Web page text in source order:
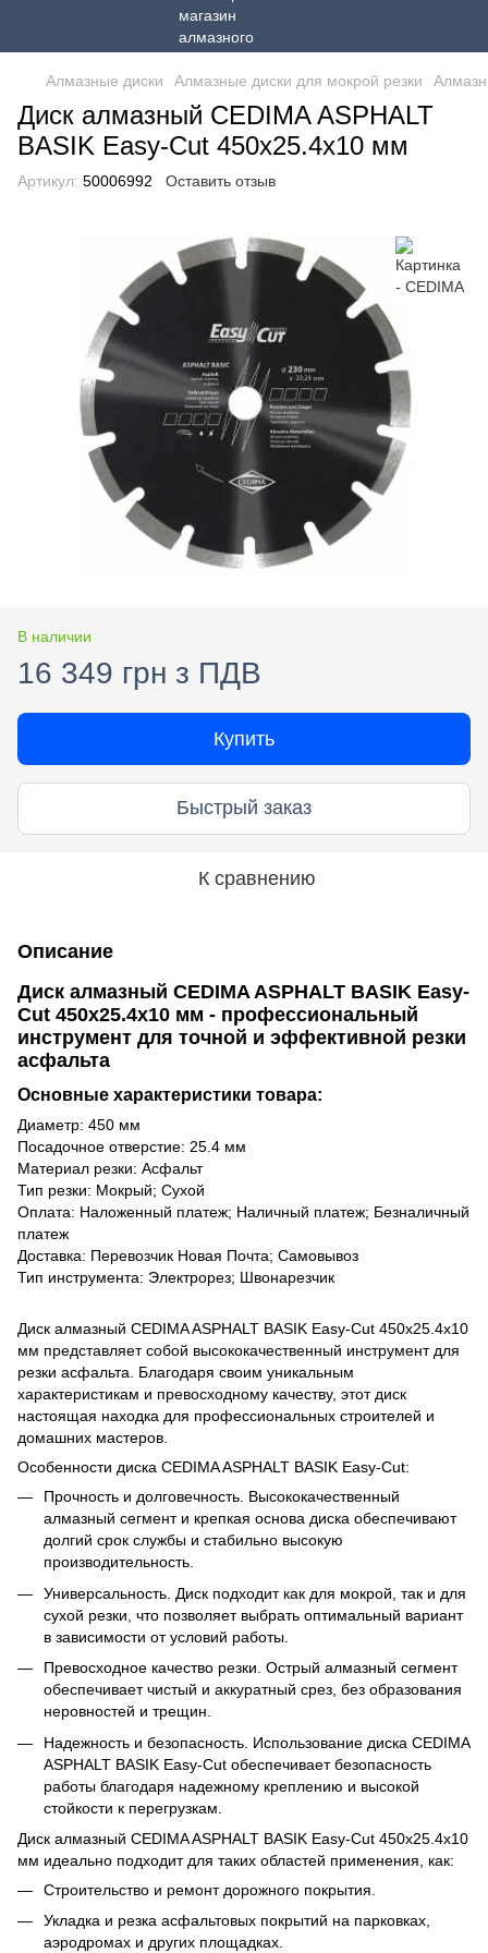
Алмазные диски Алмазные диски для мокрой резки
Диск алмазный CEDIMA ASPHALT
BASIK Easy-Cut 450х25.4х10 мм
Артикул: 50006992 Оставить отзыв
В наличии
16 349 грн з ПДВ
Купить
Быстрый заказ
К сравнению
Описание
Диск алмазный CEDIMA ASPHALT BASIK Easy-
Cut 450х25.4х10 мм - профессиональный
инструмент для точной и эффективной резки
асфальта
Основные характеристики товара:
Диаметр: 450 мм
Посадочное отверстие: 25.4 мм
Материал резки: Асфальт
Тип резки: Мокрый; Сухой
Оплата: Наложенный платеж; Наличный платеж; Безналичный
платеж
Доставка: Перевозчик Новая Почта; Самовывоз
Тип инструмента: Электрорез; Швонарезчик
Диск алмазный CEDIMA ASPHALT BASIK Easy-Cut 450х25.4х10
мм представляет собой высококачественный инструмент для
резки асфальта. Благодаря своим уникальным
характеристикам и превосходному качеству, этот диск
настоящая находка для профессиональных строителей и
домашних мастеров.
Особенности диска CEDIMA ASPHALT BASIK Easy-Cut:
Прочность и долговечность. Высококачественный
алмазный сегмент и крепкая основа диска обеспечивают
долгий срок службы и стабильно высокую
производительность.
Универсальность. Диск подходит как для мокрой, так и для
сухой резки, что позволяет выбрать оптимальный вариант
в зависимости от условий работы.
Превосходное качество резки. Острый алмазный сегмент
обеспечивает чистый и аккуратный срез, без образования
неровностей и трещин.
Надежность и безопасность. Использование диска CEDIMA
ASPHALT BASIK Easy-Cut обеспечивает безопасность
работы благодаря надежному креплению и высокой
стойкости к перегрузкам.
Диск алмазный CEDIMA ASPHALT BASIK Easy-Cut 450х25.4х10
мм идеально подходит для таких областей применения, как:
Строительство и ремонт дорожного покрытия.
Укладка и резка асфальтовых покрытий на парковках,
аэродромах и других площадках.